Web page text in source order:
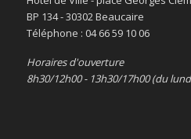
BP 134 - 30302 Beaucaire
Téléphone : 04 66 59 10 06
Horaires d'ouverture
8h30/12h00 - 13h30/17h00 (du